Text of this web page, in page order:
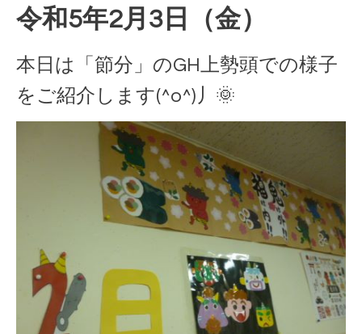
令和5年2月3日（金）
本日は「節分」のGH上勢頭での様子
をご紹介します(^o^)丿🌞